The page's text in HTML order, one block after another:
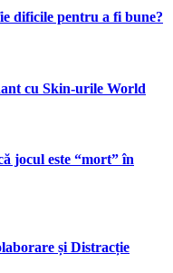
dificile pentru a fi bune?
cu Skin-urile World
jocul este “mort” în
și Distracție